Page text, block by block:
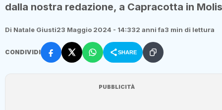
dalla nostra redazione, a Capracotta in
Di Natale Giusti23 Maggio 2024 - 14:332 anni fa3 min di lettura
CONDIVIDI SHARE
PUBBLICITÀ